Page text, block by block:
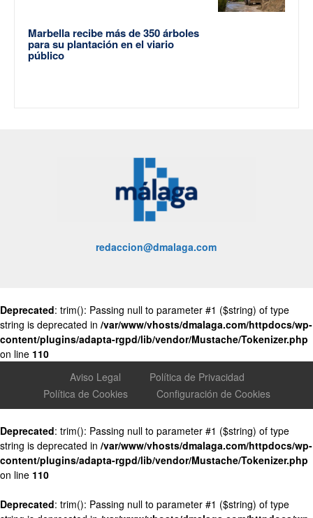
Marbella recibe más de 350 árboles
para su plantación en el viario
público
redaccion@dmalaga.com
Deprecated: trim(): Passing null to parameter #1 ($string) of type
string is deprecated in /var/www/vhosts/dmalaga.com/httpdocs/wp-
content/plugins/adapta-rgpd/lib/vendor/Mustache/Tokenizer.php
on line 110
Aviso Legal
Política de Privacidad
Política de Cookies
Configuración de Cookies
Deprecated: trim(): Passing null to parameter #1 ($string) of type
string is deprecated in /var/www/vhosts/dmalaga.com/httpdocs/wp-
content/plugins/adapta-rgpd/lib/vendor/Mustache/Tokenizer.php
on line 110
Deprecated: trim(): Passing null to parameter #1 ($string) of type